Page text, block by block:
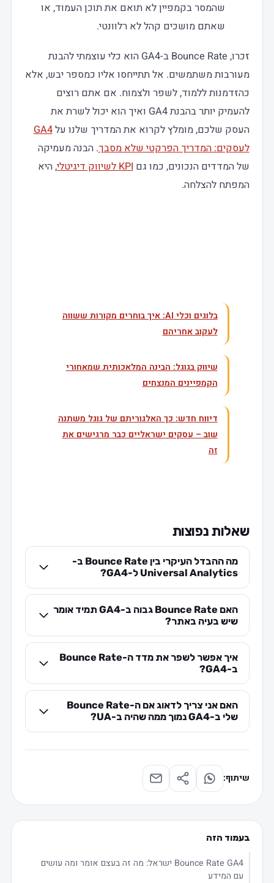
שהמסר בקמפיין לא תואם את תוכן העמוד, או
שאתם מושכים קהל לא רלוונטי.
זכרו, Bounce Rate ב-GA4 הוא כלי עוצמתי להבנת
מעורבות משתמשים. אל תתייחסו אליו כמספר יבש, אלא
כהזדמנות ללמוד, לשפר ולצמוח. אם אתם רוצים
להעמיק יותר בהבנת GA4 ואיך הוא יכול לשרת את
העסק שלכם, מומלץ לקרוא את המדריך שלנו עלGA4
לעסקים: המדריך הפרקטי שלא מסבך. הבנה מעמיקה
של המדדים הנכונים, כמו גםKPI לשיווק דיגיטלי
, היא
המפתח להצלחה.
בלוגים וכלי AI: איך בוחרים מקורות ששווה
לעקוב אחריהם
שיווק בגוגל: הבינה המלאכותית שמאחורי
הקמפיינים המנצחים
דיווח חדש: כך האלגוריתם של גוגל משתנה
שוב – עסקים ישראליים כבר מרגישים את
זה
שאלות נפוצות
מה ההבדל העיקרי בין Bounce Rate ב-
Universal Analytics ל-GA4?
האם Bounce Rate גבוה ב-GA4 תמיד אומר
שיש בעיה באתר?
איך אפשר לשפר את מדד ה-Bounce Rate
ב-GA4?
האם אני צריך לדאוג אם ה-Bounce Rate
שלי ב-GA4 נמוך ממה שהיה ב-UA?
שיתוף:
בעמוד הזה
Bounce Rate GA4 ישראל: מה זה בעצם אומר ומה עושים
עם המידע